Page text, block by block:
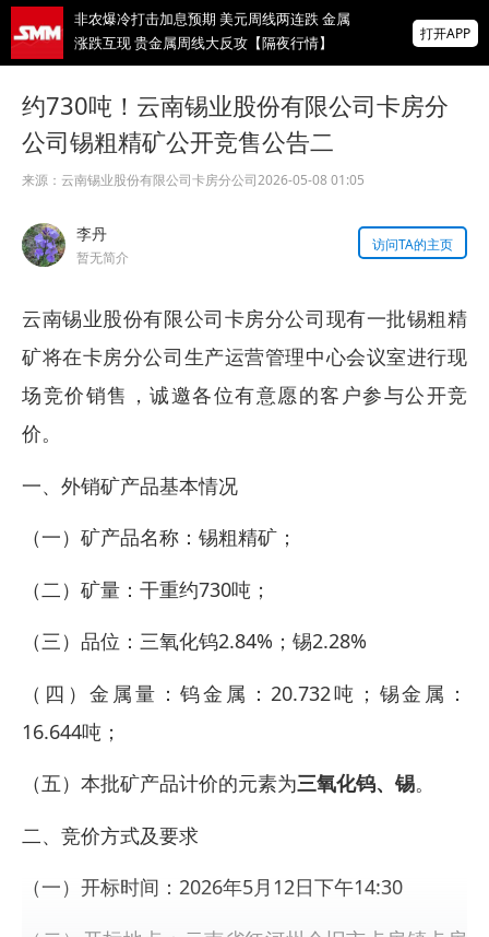
涨跌互现 贵金属周线大反攻【隔夜行情】
2026 SMM锌业大会圆满落幕！大咖云集 共
美国拟投30亿美元扶持关键矿产
为有色行业打造的神器
打开APP
约730吨！云南锡业股份有限公司卡房分
公司锡粗精矿公开竞售公告二
来源： 云南锡业股份有限公司卡房分公司2026-05-08 01:05
李丹
暂无简介
访问TA的主页
云南锡业股份有限公司卡房分公司现有一批锡粗精
矿将在卡房分公司生产运营管理中心会议室进行现
场竞价销售，诚邀各位有意愿的客户参与公开竞
价。
一、外销矿产品基本情况
（一）矿产品名称：锡粗精矿；
（二）矿量：干重约730吨；
（三）品位：三氧化钨2.84%；锡2.28%
（四）金属量：钨金属：20.732吨；锡金属：
16.644吨；
（五）本批矿产品计价的元素为三氧化钨、锡。
二、竞价方式及要求
（一）开标时间：2026年5月12日下午14:30